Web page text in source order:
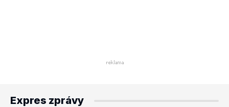
Expres zprávy